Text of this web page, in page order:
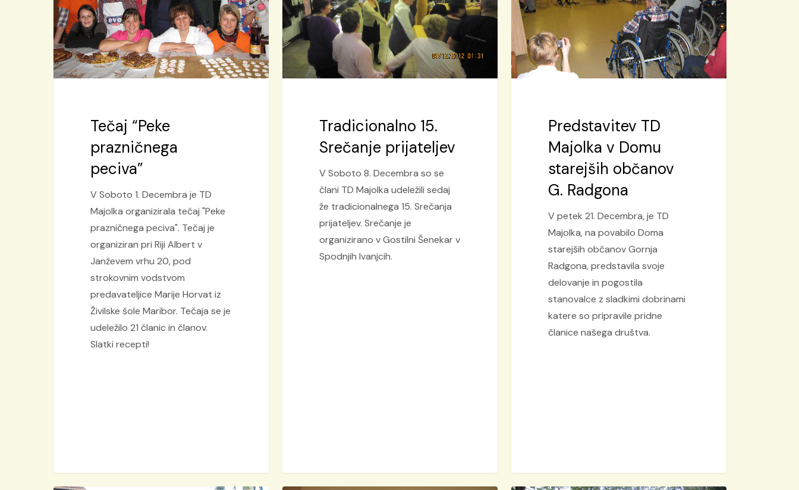
Tečaj “Peke
prazničnega
peciva”
V Soboto 1. Decembra je TD
Majolka organizirala tečaj "Peke
prazničnega peciva". Tečaj je
organiziran pri Riji Albert v
Janževem vrhu 20, pod
strokovnim vodstvom
predavateljice Marije Horvat iz
Živilske šole Maribor. Tečaja se je
udeležilo 21 članic in članov.
Slatki recepti!
Tradicionalno 15.
Srečanje prijateljev
V Soboto 8. Decembra so se
člani TD Majolka udeležili sedaj
že tradicionalnega 15. Srečanja
prijateljev. Srečanje je
organizirano v Gostilni Šenekar v
Spodnjih Ivanjcih.
starejših
občanov
G.
Radgona
Predstavitev TD
Majolka v Domu
starejših občanov
G. Radgona
V petek 21. Decembra, je TD
Majolka, na povabilo Doma
starejših občanov Gornja
Radgona, predstavila svoje
delovanje in pogostila
stanovalce z sladkimi dobrinami
katere so pripravile pridne
članice našega društva.